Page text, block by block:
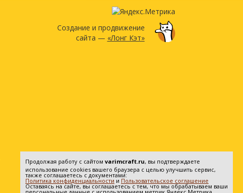
Создание и продвижение
сайта — «Лонг Кэт»
Продолжая работу с сайтом varimcraft.ru, вы подтверждаете
использование cookies вашего браузера с целью улучшить сервис,
также соглашаетесь с документами:
Политика конфиденциальности и Пользовательское соглашение
Оставаясь на сайте, вы соглашаетесь с тем, что мы обрабатываем ваши